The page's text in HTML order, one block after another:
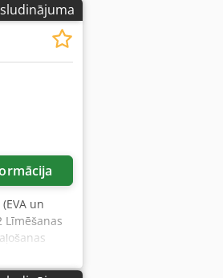
un
Līmēšanas
GAISA